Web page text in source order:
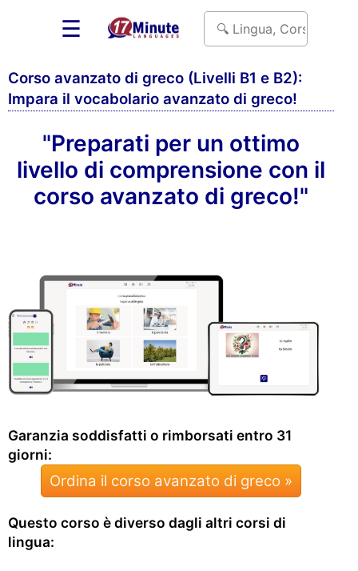
☰
Corso avanzato di greco (Livelli B1 e B2):
Impara il vocabolario avanzato di greco!
"Preparati per un ottimo
livello di comprensione con il
corso avanzato di greco!"
Garanzia soddisfatti o rimborsati entro 31
giorni:
Ordina il corso avanzato di greco »
Questo corso è diverso dagli altri corsi di
lingua: